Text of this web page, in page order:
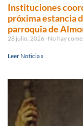
Instituciones
próxima estancia
parroquia de
28 julio, 2026 No hay
Leer Noticia »